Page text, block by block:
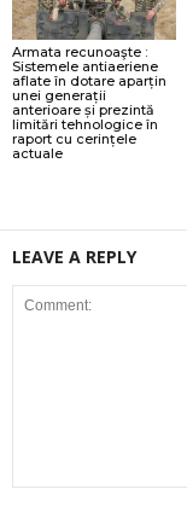
Armata recunoaşte :
Sistemele antiaeriene
aflate în dotare aparțin
unei generații
anterioare și prezintă
limitări tehnologice în
raport cu cerințele
actuale
LEAVE A REPLY